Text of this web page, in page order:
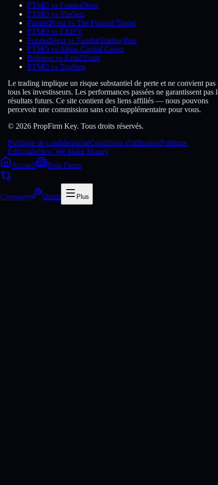
FTMO vs FundedNext
FTMO vs The5ers
FundedNext vs The Funded Trader
FTMO vs FXIFY
FundedNext vs FundedTradingPlus
FTMO vs Alpha Capital Group
Bulenox vs Earn2Trade
FTMO vs TopStep
Le trading implique un risque substantiel de perte et ne convient pas
tous les investisseurs. Les performances passées ne garantissent pas
résultats futurs. Ce site contient des liens affiliés — nous pouvons
percevoir une commission sans coût supplémentaire pour vous.
© 2026 PropFirm Key. Tous droits réservés.
Politique de confidentialitéConditions d'utilisationPolitique
ÉditorialeHow We Make Money
Accueil
Prop Firms
Comparer Outils Plus